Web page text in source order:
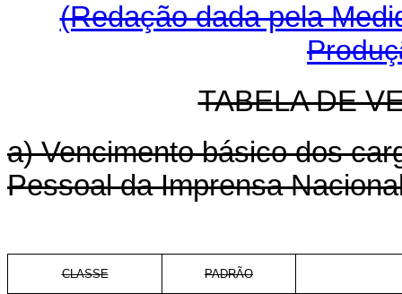
(Redação dada pela
TABELA DE
a) Vencimento básico dos
Pessoal da Imprensa
CLASSE PADRÃO